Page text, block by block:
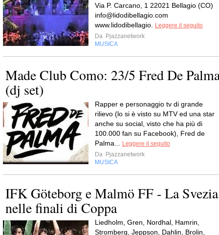
Via P. Carcano, 1 22021 Bellagio (CO)
info@lidodibellagio.com
www.lidodibellagio.
Leggere il seguito
Da Pjazzanetwork
MUSICA
Made Club Como: 23/5 Fred De
(dj set)
Rapper e personaggio tv di grande
rilievo (lo si è visto su MTV ed una star
anche su social, visto che ha più di
100.000 fan su Facebook), Fred de
Palma...
Leggere il seguito
Da Pjazzanetwork
MUSICA
IFK Göteborg e Malmö FF - La Svezia
nelle finali di Coppa
Liedholm, Gren, Nordhal, Hamrin,
Stromberg, Jeppson, Dahlin, Brolin,